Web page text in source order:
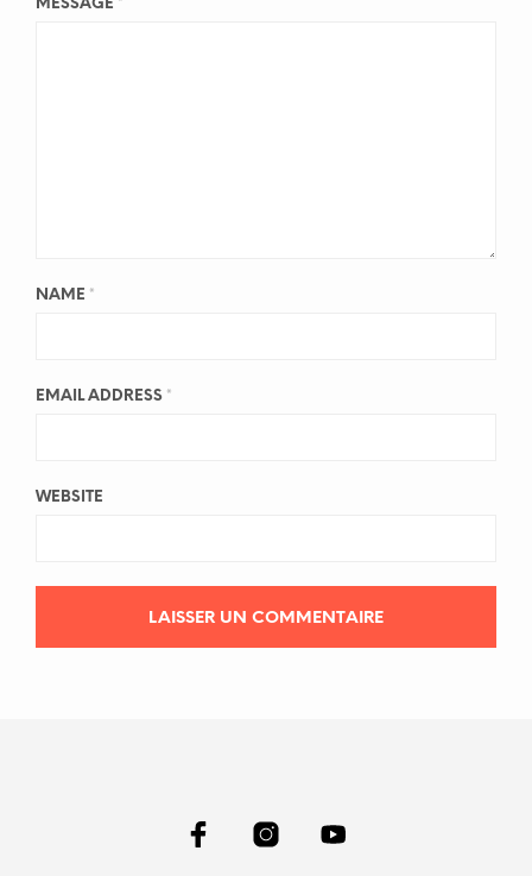
MESSAGE *
NAME *
EMAIL ADDRESS *
WEBSITE